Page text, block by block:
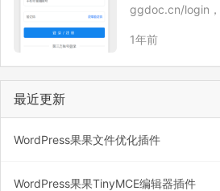
ggdoc.cn/login，
短信发送服务，
1年前
最近更新
WordPress果果文件优化插件
WordPress果果TinyMCE编辑器插件